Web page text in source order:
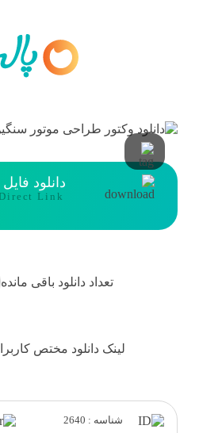
دانلود
Link
تعداد دانلود باقی مانده
لینک دانلود مختص
شناسه : 2640